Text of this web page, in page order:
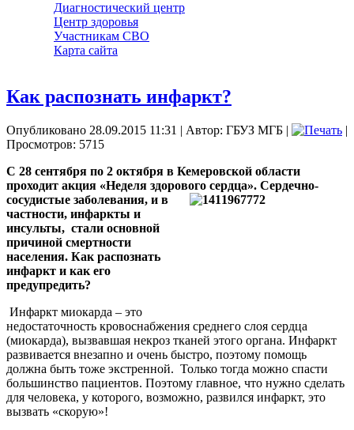
Диагностический центр
Центр здоровья
Участникам СВО
Карта сайта
Как распознать инфаркт?
Опубликовано 28.09.2015 11:31 | Автор: ГБУЗ МГБ |
|
Просмотров: 5715
С 28 сентября по 2 октября в Кемеровской области
проходит акция «Неделя здорового сердца». Сердечно-
сосудистые заболевания, и в
частности, инфаркты и
инсульты, стали основной
причиной смертности
населения. Как распознать
инфаркт и как его
предупредить?
Инфаркт миокарда – это
недостаточность кровоснабжения среднего слоя сердца
(миокарда), вызвавшая некроз тканей этого органа. Инфаркт
развивается внезапно и очень быстро, поэтому помощь
должна быть тоже экстренной. Только тогда можно спасти
большинство пациентов. Поэтому главное, что нужно сделать
для человека, у которого, возможно, развился инфаркт, это
вызвать «скорую»!